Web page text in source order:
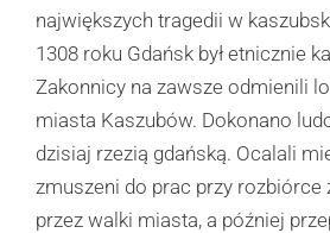
największych tragedii w
1308 roku Gdańsk był etnicznie
Zakonnicy na zawsze odmienili
miasta Kaszubów. Dokonano
dzisiaj rzezią gdańską. Ocalali
zmuszeni do prac przy rozbiórce
przez walki miasta, a później